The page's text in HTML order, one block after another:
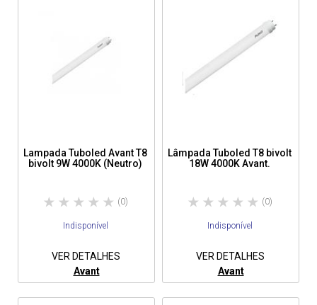
Lampada Tuboled Avant T8
bivolt 9W 4000K (Neutro)
(0)
Indisponível
VER DETALHES
Avant
Lâmpada Tuboled T8 bivolt
18W 4000K Avant.
(0)
Indisponível
VER DETALHES
Avant